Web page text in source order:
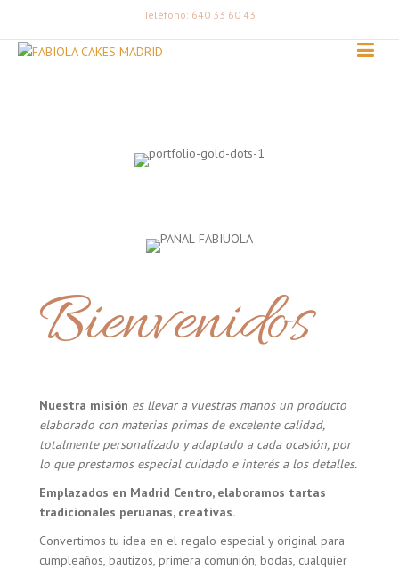
Teléfono: 640 33 60 43
Bienvenidos
Nuestra misión es llevar a vuestras manos un producto
elaborado con materias primas de excelente calidad,
totalmente personalizado y adaptado a cada ocasión, por
lo que prestamos especial cuidado e interés a los detalles.
Emplazados en Madrid Centro, elaboramos tartas
tradicionales peruanas, creativas.
Convertimos tu idea en el regalo especial y original para
cumpleaños, bautizos, primera comunión, bodas, cualquier